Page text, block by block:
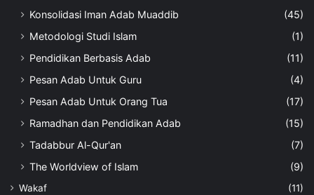
Konsolidasi Iman Adab Muaddib
(45)
Metodologi Studi Islam
(1)
Pendidikan Berbasis Adab
(11)
Pesan Adab Untuk Guru
(4)
Pesan Adab Untuk Orang Tua
(17)
Ramadhan dan Pendidikan Adab
(15)
Tadabbur Al-Qur'an
(7)
The Worldview of Islam
(9)
Wakaf
(11)